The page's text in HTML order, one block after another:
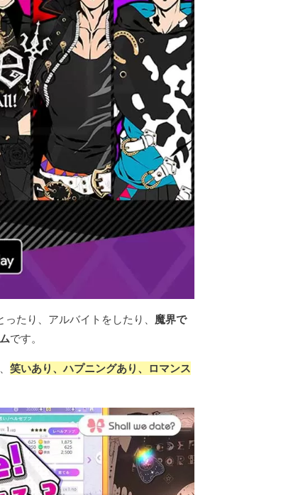
たり、アルバイトをしたり、 魔界で
です。
笑いあり、ハプニングあり、ロマンス